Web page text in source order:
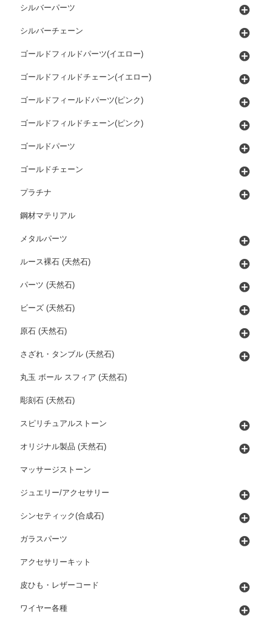
シルバーパーツ
シルバーチェーン
ゴールドフィルドパーツ(イエロー)
ゴールドフィルドチェーン(イエロー)
ゴールドフィールドパーツ(ピンク)
ゴールドフィルドチェーン(ピンク)
ゴールドパーツ
ゴールドチェーン
プラチナ
鋼材マテリアル
メタルパーツ
ルース裸石 (天然石)
パーツ (天然石)
ビーズ (天然石)
原石 (天然石)
さざれ・タンブル (天然石)
丸玉 ボール スフィア (天然石)
彫刻石 (天然石)
スピリチュアルストーン
オリジナル製品 (天然石)
マッサージストーン
ジュエリー/アクセサリー
シンセティック(合成石)
ガラスパーツ
アクセサリーキット
皮ひも・レザーコード
ワイヤー各種